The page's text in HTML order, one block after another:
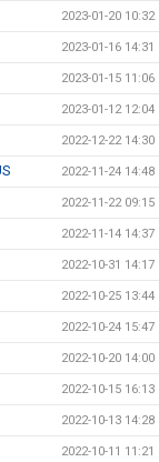
2023-01-20 10:32
2023-01-16 14:31
2023-01-15 11:06
2023-01-12 12:04
2022-12-22 14:30
2022-11-24 14:48
2022-11-22 09:15
2022-11-14 14:37
2022-10-31 14:17
2022-10-25 13:44
2022-10-24 15:47
2022-10-20 14:00
2022-10-15 16:13
2022-10-13 14:28
2022-10-11 11:21